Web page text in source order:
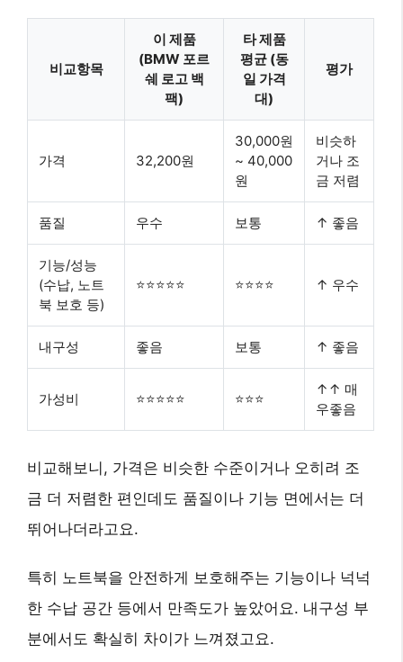
비교항목
이 제품
(BMW 포르
쉐 로고 백
팩)
타 제품
평균 (동
일 가격
대)
평가
가격 32,200원
30,000원
~ 40,000
원
비슷하
거나 조
금 저렴
품질 우수 보통 ↑ 좋음
기능/성능
(수납, 노트
북 보호 등)
⭐⭐⭐⭐⭐ ⭐⭐⭐⭐ ↑ 우수
내구성 좋음 보통 ↑ 좋음
가성비 ⭐⭐⭐⭐⭐ ⭐⭐⭐
↑↑ 매
우좋음
비교해보니, 가격은 비슷한 수준이거나 오히려 조
금 더 저렴한 편인데도 품질이나 기능 면에서는 더
뛰어나더라고요.
특히 노트북을 안전하게 보호해주는 기능이나 넉넉
한 수납 공간 등에서 만족도가 높았어요. 내구성 부
분에서도 확실히 차이가 느껴졌고요.